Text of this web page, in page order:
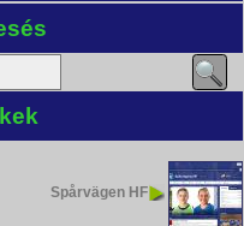
Spårvägen HF